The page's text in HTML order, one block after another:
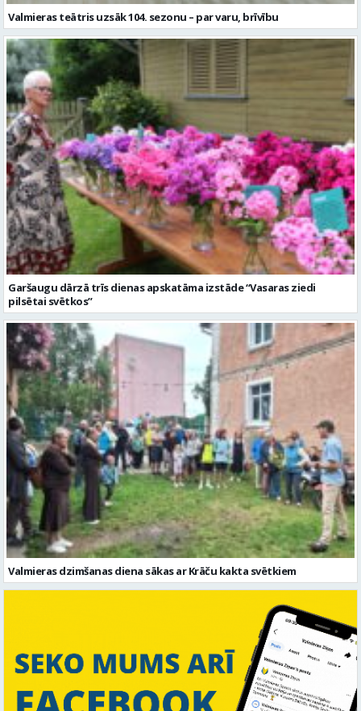
Garšaugu dārzā trīs dienas apskatāma izstāde “Vasaras ziedi
pilsētai svētkos”
Valmieras dzimšanas diena sākas ar Krāču kakta svētkiem